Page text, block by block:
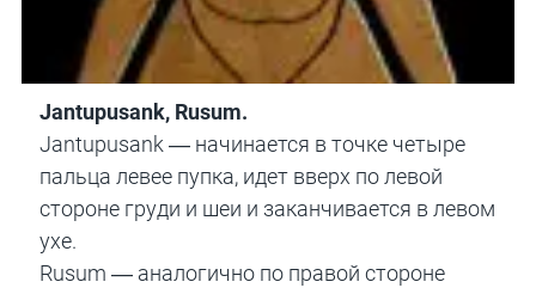
Jantupusank, Rusum.
Jantupusank — начинается в точке четыре
пальца левее пупка, идет вверх по левой
стороне груди и шеи и заканчивается в левом
ухе.
Rusum — аналогично по правой стороне